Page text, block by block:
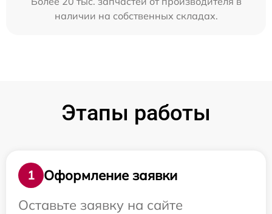
наличии на собственных складах.
Этапы работы
1
Оформление заявки
Оставьте заявку на сайте